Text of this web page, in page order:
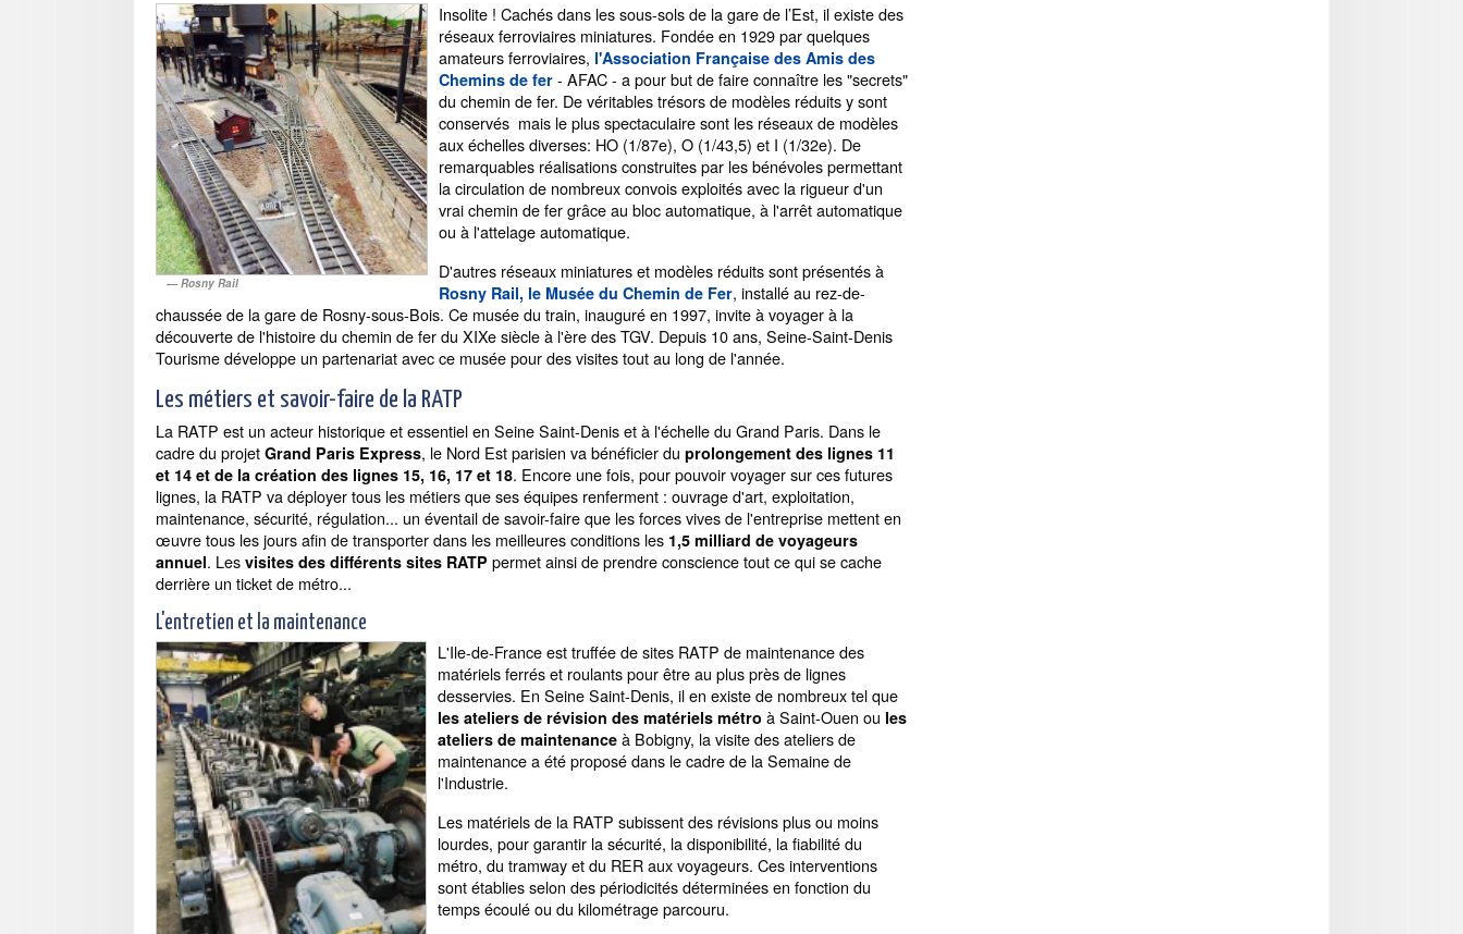
Rosny Rail
Insolite ! Cachés dans les sous-sols de la gare de l’Est, il existe des
réseaux ferroviaires miniatures. Fondée en 1929 par quelques
amateurs ferroviaires, l'Association Française des Amis des
Chemins de fer - AFAC - a pour but de faire connaître les "secrets"
du chemin de fer. De véritables trésors de modèles réduits y sont
conservés mais le plus spectaculaire sont les réseaux de modèles
aux échelles diverses: HO (1/87e), O (1/43,5) et I (1/32e). De
remarquables réalisations construites par les bénévoles permettant
la circulation de nombreux convois exploités avec la rigueur d'un
vrai chemin de fer grâce au bloc automatique, à l'arrêt automatique
ou à l'attelage automatique.
D'autres réseaux miniatures et modèles réduits sont présentés à
Rosny Rail, le Musée du Chemin de Fer, installé au rez-de-
chaussée de la gare de Rosny-sous-Bois. Ce musée du train, inauguré en 1997, invite à voyager à la
découverte de l'histoire du chemin de fer du XIXe siècle à l'ère des TGV. Depuis 10 ans, Seine-Saint-Denis
Tourisme développe un partenariat avec ce musée pour des visites tout au long de l'année.
Les métiers et savoir-faire de la RATP
La RATP est un acteur historique et essentiel en Seine Saint-Denis et à l'échelle du Grand Paris. Dans le
cadre du projet Grand Paris Express, le Nord Est parisien va bénéficier du prolongement des lignes 11
et 14 et de la création des lignes 15, 16, 17 et 18. Encore une fois, pour pouvoir voyager sur ces futures
lignes, la RATP va déployer tous les métiers que ses équipes renferment : ouvrage d'art, exploitation,
maintenance, sécurité, régulation... un éventail de savoir-faire que les forces vives de l'entreprise mettent en
œuvre tous les jours afin de transporter dans les meilleures conditions les 1,5 milliard de voyageurs
annuel. Les visites des différents sites RATP permet ainsi de prendre conscience tout ce qui se cache
derrière un ticket de métro...
L'entretien et la maintenance
L'Ile-de-France est truffée de sites RATP de maintenance des
matériels ferrés et roulants pour être au plus près de lignes
desservies. En Seine Saint-Denis, il en existe de nombreux tel que
les ateliers de révision des matériels métro à Saint-Ouen ou les
ateliers de maintenance à Bobigny, la visite des ateliers de
maintenance a été proposé dans le cadre de la Semaine de
l'Industrie.
Les matériels de la RATP subissent des révisions plus ou moins
lourdes, pour garantir la sécurité, la disponibilité, la fiabilité du
métro, du tramway et du RER aux voyageurs. Ces interventions
sont établies selon des périodicités déterminées en fonction du
temps écoulé ou du kilométrage parcouru.